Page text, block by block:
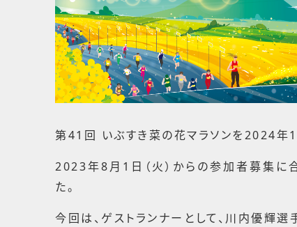
第41回 いぶすき菜の花マラソンを2024年1
2023年8月1日（火）からの参加者募集に
た。
今回は、ゲストランナーとして、川内優輝